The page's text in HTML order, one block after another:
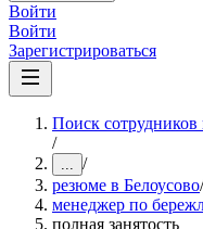
Войти
Войти
Зарегистрироваться
Поиск сотрудников
/
... /
резюме в Белоусово/
менеджер по
полная занятость